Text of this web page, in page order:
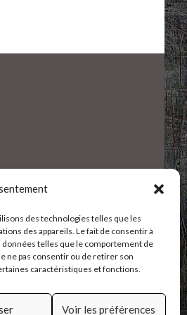
des technologies telles que les
des appareils. Le fait de consentir à
telles que le comportement de
ne pas consentir ou de retirer son
caractéristiques et fonctions.
Voir les préférences